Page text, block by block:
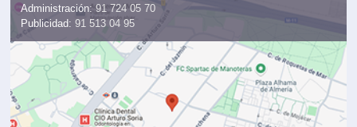
Administración: 91 724 05 70
Publicidad: 91 513 04 95